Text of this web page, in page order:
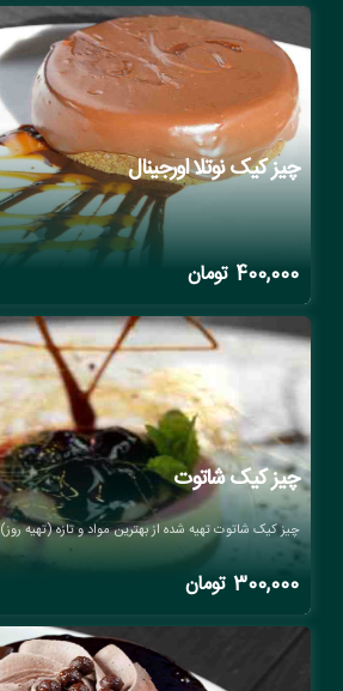
چیز کیک نوتلا اورجینال
400,000 تومان
چیز کیک شاتوت
چیز کیک شاتوت تهیه شده از بهترین مواد و تازه (تهیه روز)
300,000 تومان